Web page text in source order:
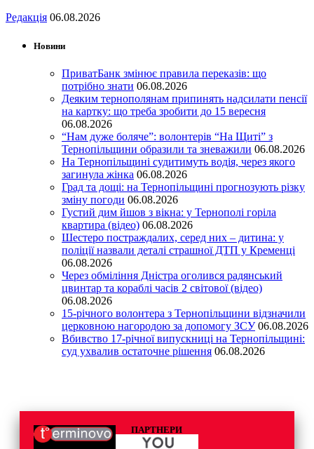
Редакція 06.08.2026
Новини
ПриватБанк змінює правила переказів: що
потрібно знати 06.08.2026
Деяким тернополянам припинять надсилати пенсії
на картку: що треба зробити до 15 вересня
06.08.2026
“Нам дуже боляче”: волонтерів “На Щиті” з
Тернопільщини образили та зневажили 06.08.2026
На Тернопільщині судитимуть водія, через якого
загинула жінка 06.08.2026
Град та дощі: на Тернопільщині прогнозують різку
зміну погоди 06.08.2026
Густий дим йшов з вікна: у Тернополі горіла
квартира (відео) 06.08.2026
Шестеро постраждалих, серед них – дитина: у
поліції назвали деталі страшної ДТП у Кременці
06.08.2026
Через обміління Дністра оголився радянський
цвинтар та кораблі часів 2 світової (відео)
06.08.2026
15-річного волонтера з Тернопільщини відзначили
церковною нагородою за допомогу ЗСУ 06.08.2026
Вбивство 17-річної випускниці на Тернопільщині:
суд ухвалив остаточне рішення 06.08.2026
ПАРТНЕРИ